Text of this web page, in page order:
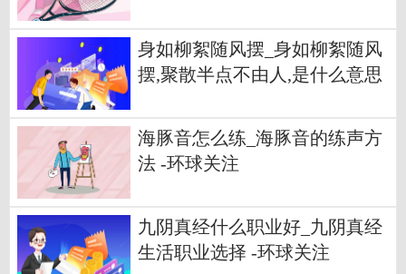
身如柳絮随风摆_身如柳絮随风
摆,聚散半点不由人,是什么意思
海豚音怎么练_海豚音的练声方
法 -环球关注
九阴真经什么职业好_九阴真经
生活职业选择 -环球关注